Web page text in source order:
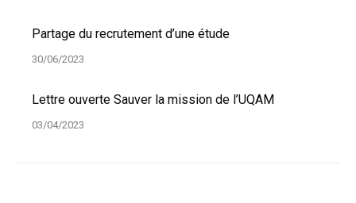
Partage du recrutement d’une étude
30/06/2023
Lettre ouverte Sauver la mission de l’UQAM
03/04/2023